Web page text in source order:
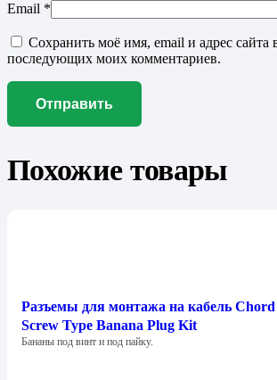
Email *
Сохранить моё имя, email и адрес сайта в
последующих моих комментариев.
Похожие товары
Разъемы для монтажа на кабель Chord
Screw Type Banana Plug Kit
Бананы под винт и под пайку.